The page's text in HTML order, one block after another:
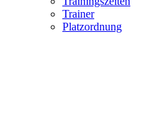
Trainer
Platzordnung